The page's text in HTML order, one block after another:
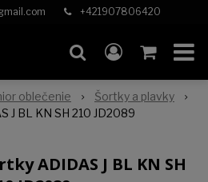
+421907806420
oblečenie
Šortky a plavky
J BL KN SH 210 JD2089
ADIDAS J BL KN SH